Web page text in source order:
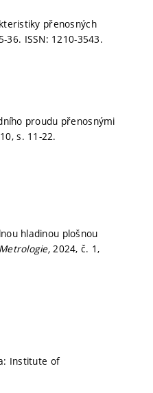
přenosných
36. ISSN: 1210-3543.
proudu přenosnými
s. 11-22.
hladinou plošnou
Metrologie, 2024, č. 1,
Institute of